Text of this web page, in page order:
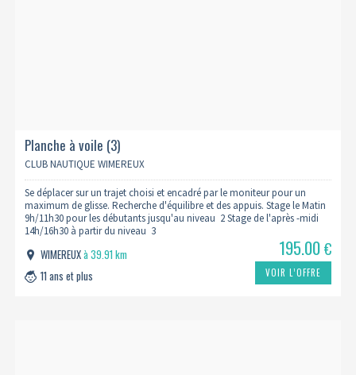
Planche à voile (3)
CLUB NAUTIQUE WIMEREUX
Se déplacer sur un trajet choisi et encadré par le moniteur pour un
maximum de glisse. Recherche d'équilibre et des appuis. Stage le Matin
9h/11h30 pour les débutants jusqu'au niveau 2 Stage de l'après -midi
14h/16h30 à partir du niveau 3
WIMEREUXà 39.91 km
11 ans et plus
195.00€
VOIR L’OFFRE